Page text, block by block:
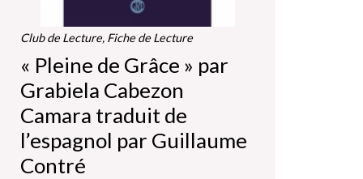
Club de Lecture, Fiche de Lecture
« Pleine de Grâce » par
Grabiela Cabezon
Camara traduit de
l’espagnol par Guillaume
Contré